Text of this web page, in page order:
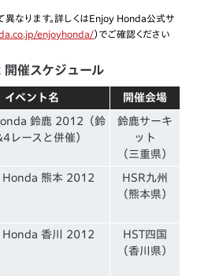
異なります。詳しくはEnjoy Honda公式サ
enjoyhonda/）でご確認ください
催スケジュール
イベント名 開催会場
鈴鹿 2012（鈴
レースと併催）
鈴鹿サーキ
ット
（三重県）
Honda 熊本 2012
HSR九州
（熊本県）
Honda 香川 2012
HST四国
（香川県）